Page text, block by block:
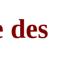
des